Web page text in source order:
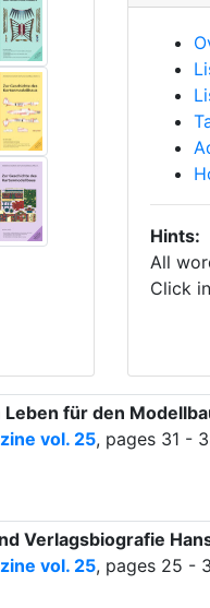
Hints:
All
Click
Leben für den
vol. 25, pages 31 -
Verlagsbiografie
vol. 25, pages 25 -